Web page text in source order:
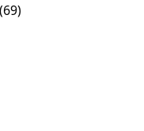
(69)